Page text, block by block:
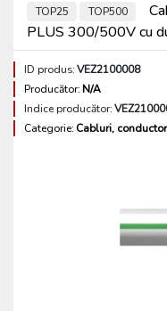
TOP25 TOP500
PLUS 300/500V cu
ID produs:VEZ2100008
Producător:N/A
Indice producător:
Categorie: Cabluri,